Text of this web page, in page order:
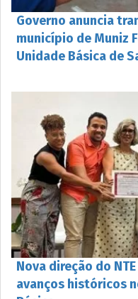
Governo anuncia
município de Muniz
Unidade Básica de
Nova direção do
avanços históricos